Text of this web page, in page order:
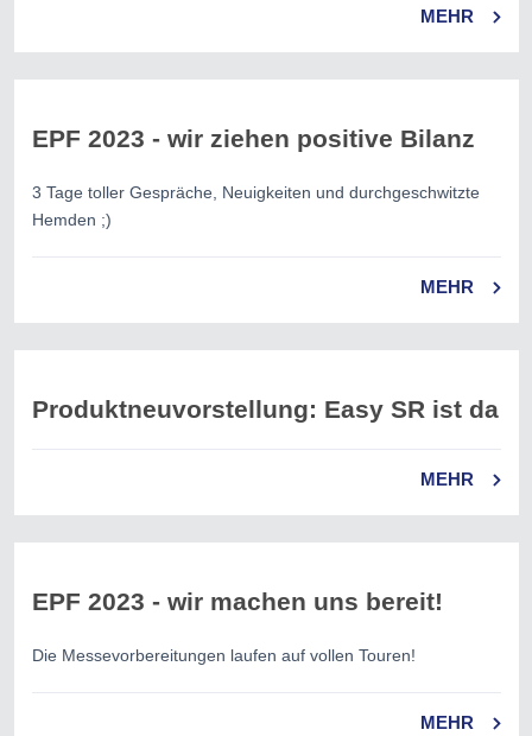
MEHR
EPF 2023 - wir ziehen positive Bilanz
3 Tage toller Gespräche, Neuigkeiten und durchgeschwitzte
Hemden ;)
MEHR
Produktneuvorstellung: Easy SR ist da
MEHR
EPF 2023 - wir machen uns bereit!
Die Messevorbereitungen laufen auf vollen Touren!
MEHR